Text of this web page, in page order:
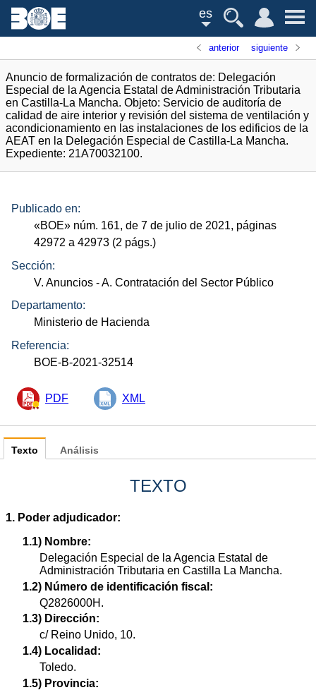
es
anterior siguiente
Anuncio de formalización de contratos de: Delegación
Especial de la Agencia Estatal de Administración Tributaria
en Castilla-La Mancha. Objeto: Servicio de auditoría de
calidad de aire interior y revisión del sistema de ventilación y
acondicionamiento en las instalaciones de los edificios de la
AEAT en la Delegación Especial de Castilla-La Mancha.
Expediente: 21A70032100.
Publicado en:
«BOE» núm. 161, de 7 de julio de 2021, páginas
42972 a 42973 (2 págs.)
Sección:
V. Anuncios - A. Contratación del Sector Público
Departamento:
Ministerio de Hacienda
Referencia:
BOE-B-2021-32514
PDF XML
Texto
TEXTO
1. Poder adjudicador:
1.1) Nombre:
Delegación Especial de la Agencia Estatal de
Administración Tributaria en Castilla La Mancha.
1.2) Número de identificación fiscal:
Q2826000H.
1.3) Dirección:
c/ Reino Unido, 10.
1.4) Localidad:
Toledo.
1.5) Provincia:
Análisis